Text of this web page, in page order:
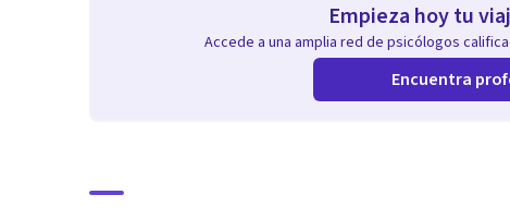
Empieza hoy tu
Accede a una amplia red de psicólogos
Encuentra